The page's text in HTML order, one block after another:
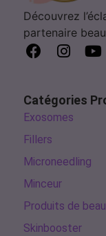
Découvrez
partenaire
Catégories
Exosomes
Fillers
Microneedling
Minceur
Produits de
Skinbooster